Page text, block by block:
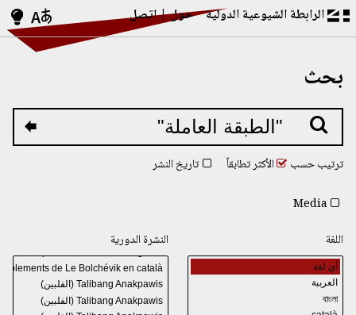
الرابطة الشيوعية الدولية حول اتصل
بحث
ترتيب حسب الأكثر تطابقاً تاريخ النشر
Media
اللغة
النشرة الدورية